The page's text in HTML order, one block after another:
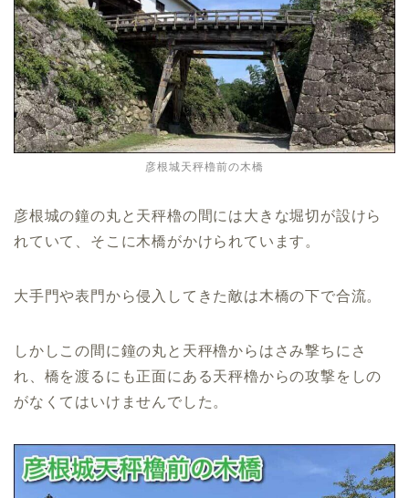
彦根城天秤櫓前の木橋
彦根城の鐘の丸と天秤櫓の間には大きな堀切が設けら
れていて、そこに木橋がかけられています。
大手門や表門から侵入してきた敵は木橋の下で合流。
しかしこの間に鐘の丸と天秤櫓からはさみ撃ちにさ
れ、橋を渡るにも正面にある天秤櫓からの攻撃をしの
がなくてはいけませんでした。